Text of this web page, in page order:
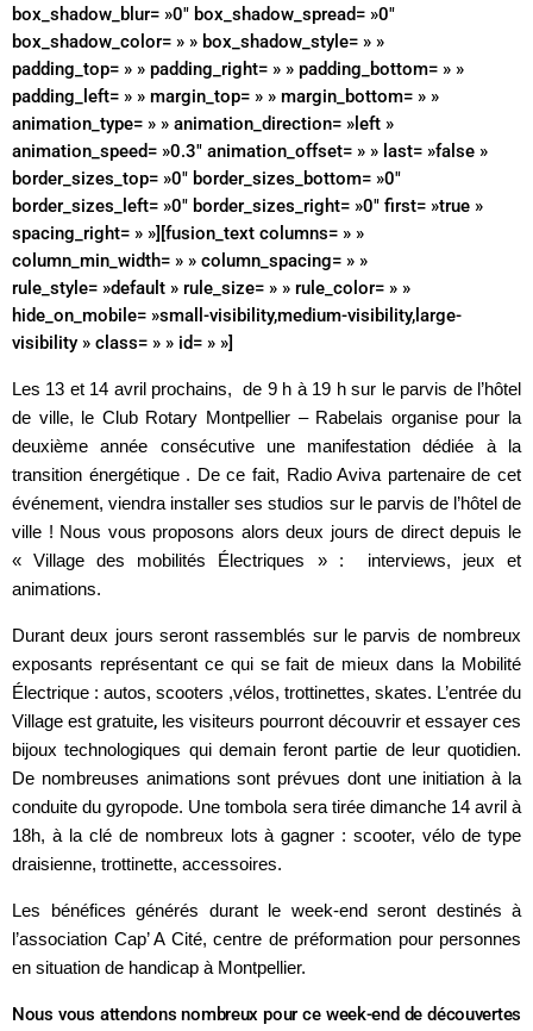
box_shadow_blur= »0″ box_shadow_spread= »0″
box_shadow_color= » » box_shadow_style= » »
padding_top= » » padding_right= » » padding_bottom= » »
padding_left= » » margin_top= » » margin_bottom= » »
animation_type= » » animation_direction= »left »
animation_speed= »0.3″ animation_offset= » » last= »false »
border_sizes_top= »0″ border_sizes_bottom= »0″
border_sizes_left= »0″ border_sizes_right= »0″ first= »true »
spacing_right= » »][fusion_text columns= » »
column_min_width= » » column_spacing= » »
rule_style= »default » rule_size= » » rule_color= » »
hide_on_mobile= »small-visibility,medium-visibility,large-
visibility » class= » » id= » »]
Les 13 et 14 avril prochains, de 9 h à 19 h sur le parvis de l’hôtel
de ville, le Club Rotary Montpellier – Rabelais organise pour la
deuxième année consécutive une manifestation dédiée à la
transition énergétique . De ce fait, Radio Aviva partenaire de cet
événement, viendra installer ses studios sur le parvis de l’hôtel de
ville ! Nous vous proposons alors deux jours de direct depuis le
« Village des mobilités Électriques » : interviews, jeux et
animations.
Durant deux jours seront rassemblés sur le parvis de nombreux
exposants représentant ce qui se fait de mieux dans la Mobilité
Électrique : autos, scooters ,vélos, trottinettes, skates. L’entrée du
Village est gratuite, les visiteurs pourront découvrir et essayer ces
bijoux technologiques qui demain feront partie de leur quotidien.
De nombreuses animations sont prévues dont une initiation à la
conduite du gyropode. Une tombola sera tirée dimanche 14 avril à
18h, à la clé de nombreux lots à gagner : scooter, vélo de type
draisienne, trottinette, accessoires.
Les bénéfices générés durant le week-end seront destinés à
l’association Cap’ A Cité, centre de préformation pour personnes
en situation de handicap à Montpellier.
Nous vous attendons nombreux pour ce week-end de découvertes